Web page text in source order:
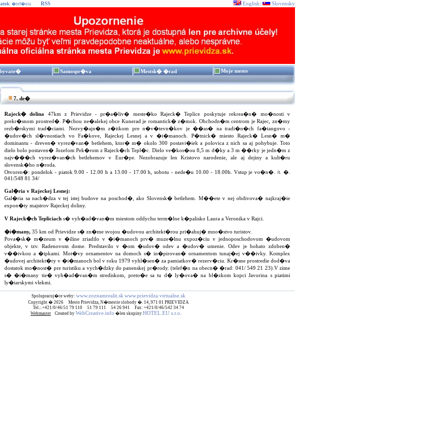
�tef�nia English Slovensky
RSS
Samospr�va Mestsk� �rad Moje mesto
7. de�
Rajeck� dolina
47km z Prievidze - pr�a�liv� meste�ko Rajeck� Teplice poskytuje rekrea�n� mo�nosti v
prekr�snom prostred�. P�chou ne�alekej obce Kunerad je romantick� z�mok. Obchodn�m centrom je Rajec, zn�my
rezb�rskymi trad�ciami. Nezvy�ajn�m z�itkom pre n�v�tevn�kov je ��as� na tradi�n�ch fa�iangovo -
�udov�ch sl�vnostiach vo Fa�kove, Rajeckej Lesnej a v �i�manoch. P�tnick� miesto Rajeck� Lesn� m�
dominantu - dreven� vyrez�van� betlehem, ktor� m� okolo 300 postavi�iek a polovica z nich sa aj pohybuje. Toto
dielo bolo postaven� Jozefom Pek�rom z Rajeck�ch Tepl�c. Dielo ve�kos�ou 8,5 m d�ky a 3 m ��rky je jedn�m z
najv���ch vyrez�van�ch betlehemov v Eur�pe. Nezobrazuje len Kristovo narodenie, ale aj dejiny a kult�ru
slovensk�ho n�roda.
Otvoren�: pondelok - piatok 9.00 - 12.00 h a 13.00 - 17.00 h, sobotu - nede�u 10.00 - 18.00h. Vstup je vo�n�. /t. �.
041/548 81 34/
Gal�ria v Rajeckej Lesnej:
Gal�ria sa nach�dza v tej istej budove na poschod�, ako Slovensk� betlehem. M��ete v nej obdivova� najkraj�ie
expon�ty majstrov Rajeckej doliny.
V Rajeck�ch Tepliciach s� vyh�ad�van�m miestom oddychu term�lne k�palisko Laura a Veronika v Rajci.
�i�many, 35 km od Prievidze s� zn�me svojou �udovou architekt�rou pri�ahuj� mno�stvo turistov.
Pova�sk� m�zeum v �iline zriadilo v �i�manoch prv� muze�lnu expoz�ciu v jednoposchodovom �udovom
objekte, v tzv. Radenovom dome. Predstavilo v �om �udov� odev a �udov� umenie. Odev je bohato zdoben�
v��ivkou a �ipkami. Mot�vy ornamentov na domoch s� in�pirovan� ornamentom tunaj�ej v��ivky. Komplex
�udovej architekt�ry v �i�manoch bol v roku 1979 vyhl�sen� za pamiatkov� rezerv�ciu. Kr�sne prostredie dod�va
dostatok mo�nost� pre turistiku a vych�dzky do panenskej pr�rody. (telef�n na obecn� �rad: 041/ 549 21 23).V zime
s� �i�many tie� vyh�ad�van�m strediskom, preto�e sa tu d� ly�ova� na bl�zkom kopci Javorina s piatimi
ly�iarskymi vlekmi.
Spolupracuj�ce weby: www.zoznamrealit.sk www.prievidza.virtualne.sk
Copyright � 2026 Mesto Prievidza, N�mestie slobody �. 14, 971 01 PRIEVIDZA
Tel.:.+421/0/46/51 79 110 51 79 111 54 26 941 Fax: +421/0/46/542 34 74
Webmaster Created by WebCreative.info �len skupiny HOTEL.EU s.r.o.